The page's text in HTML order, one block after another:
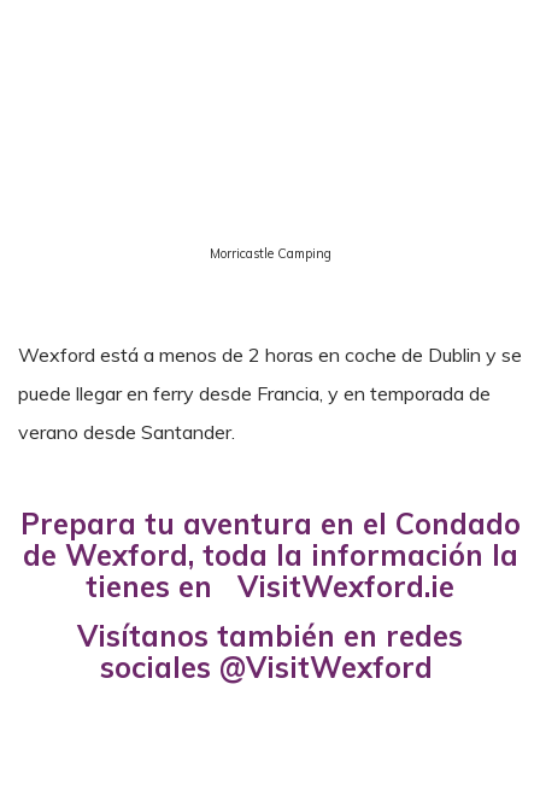
Morricastle Camping
Wexford está a menos de 2 horas en coche de Dublin y se
puede llegar en ferry desde Francia, y en temporada de
verano desde Santander.
Prepara tu aventura en el Condado
de Wexford, toda la información la
tienes en VisitWexford.ie
Visítanos también en redes
sociales @VisitWexford